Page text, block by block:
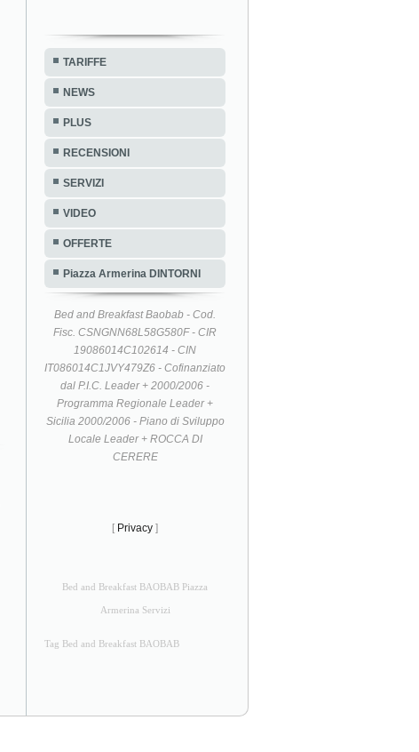
TARIFFE
NEWS
PLUS
RECENSIONI
SERVIZI
VIDEO
OFFERTE
Piazza Armerina DINTORNI
Bed and Breakfast Baobab - Cod.
Fisc. CSNGNN68L58G580F - CIR
19086014C102614 - CIN
IT086014C1JVY479Z6 - Cofinanziato
dal P.I.C. Leader + 2000/2006 -
Programma Regionale Leader +
Sicilia 2000/2006 - Piano di Sviluppo
Locale Leader + ROCCA DI
CERERE
[ Privacy ]
Bed and Breakfast BAOBAB Piazza
Armerina Servizi
Tag Bed and Breakfast BAOBAB